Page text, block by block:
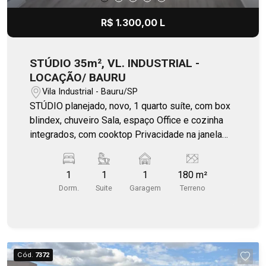
R$ 1.300,00 L
STÚDIO 35m², VL. INDUSTRIAL -
LOCAÇÃO/ BAURU
Vila Industrial - Bauru/SP
STÚDIO planejado, novo, 1 quarto suíte, com box
blindex, chuveiro Sala, espaço Office e cozinha
integrados, com cooktop Privacidade na janela
condicionado, painel TV Localizado próximo ao
Residencial Bosque da Saúde 01 vaga de
garagem Incluso (Gás encanado, iluminação
1
Dorm.
1
Suite
1
Garagem
180 m²
Terreno
Cód. 7372